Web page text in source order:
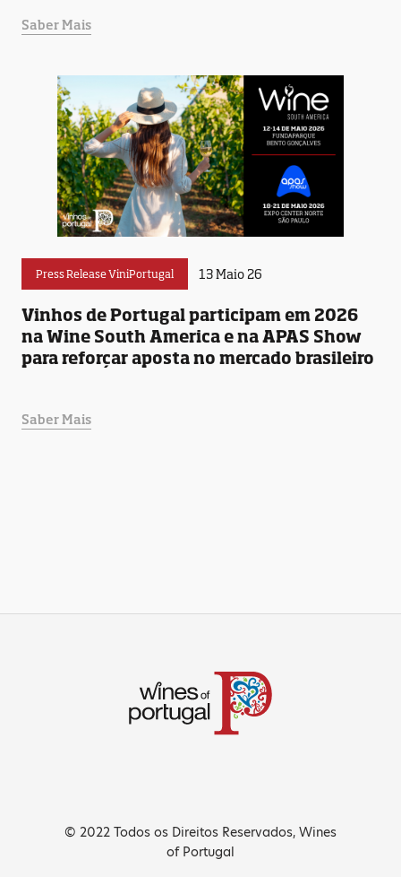
Saber Mais
Press Release ViniPortugal 13 Maio 26
Vinhos de Portugal participam em 2026
na Wine South America e na APAS Show
para reforçar aposta no mercado brasileiro
Saber Mais
© 2022 Todos os Direitos Reservados, Wines
of Portugal